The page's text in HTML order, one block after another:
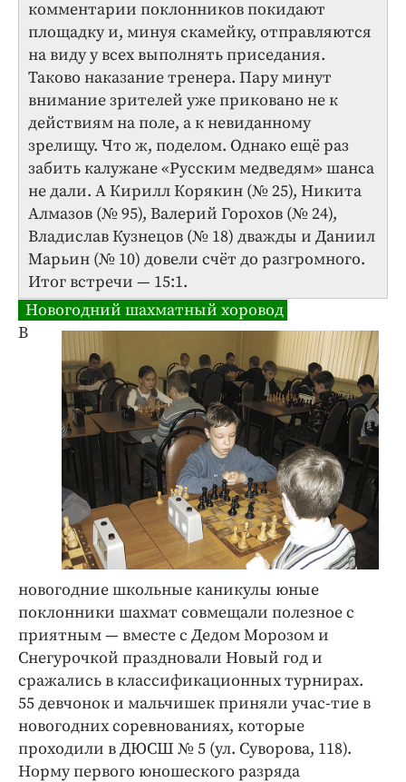
комментарии поклонников покидают
площадку и, минуя скамейку, отправляются
на виду у всех выполнять приседания.
Таково наказание тренера. Пару минут
внимание зрителей уже приковано не к
действиям на поле, а к невиданному
зрелищу. Что ж, поделом. Однако ещё раз
забить калужане «Русским медведям» шанса
не дали. А Кирилл Корякин (№ 25), Никита
Алмазов (№ 95), Валерий Горохов (№ 24),
Владислав Кузнецов (№ 18) дважды и Даниил
Марьин (№ 10) довели счёт до разгромного.
Итог встречи — 15:1.
Новогодний шахматный хоровод
В
новогодние школьные каникулы юные
поклонники шахмат совмещали полезное с
приятным — вместе с Дедом Морозом и
Снегурочкой праздновали Новый год и
сражались в классификационных турнирах.
55 девчонок и мальчишек приняли учас-тие в
новогодних соревнованиях, которые
проходили в ДЮСШ № 5 (ул. Суворова, 118).
Норму первого юношеского разряда